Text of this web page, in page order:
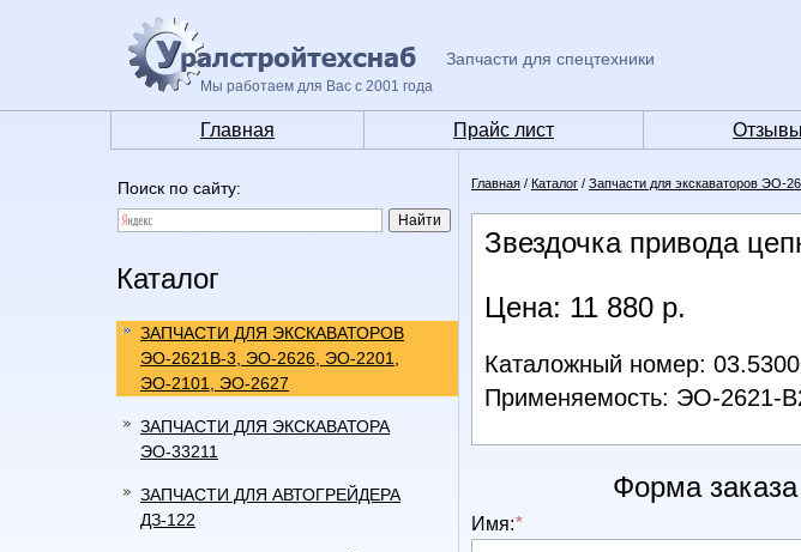
Мы работаем для Вас с 2001 года
Запчасти для спецтехники
Главная Прайс лист Отзывы
Поиск по сайту:
Каталог
ЗАПЧАСТИ ДЛЯ ЭКСКАВАТОРОВ
ЭО-2621В-3, ЭО-2626, ЭО-2201,
ЭО-2101, ЭО-2627
ЗАПЧАСТИ ДЛЯ ЭКСКАВАТОРА
ЭО-33211
ЗАПЧАСТИ ДЛЯ АВТОГРЕЙДЕРА
ДЗ-122
Главная / Каталог / Запчасти для экскаваторов
Звездочка привода
Цена: 11 880 р.
Каталожный номер:
Применяемость: ЭО-2621-
Форма заказа
Имя:*